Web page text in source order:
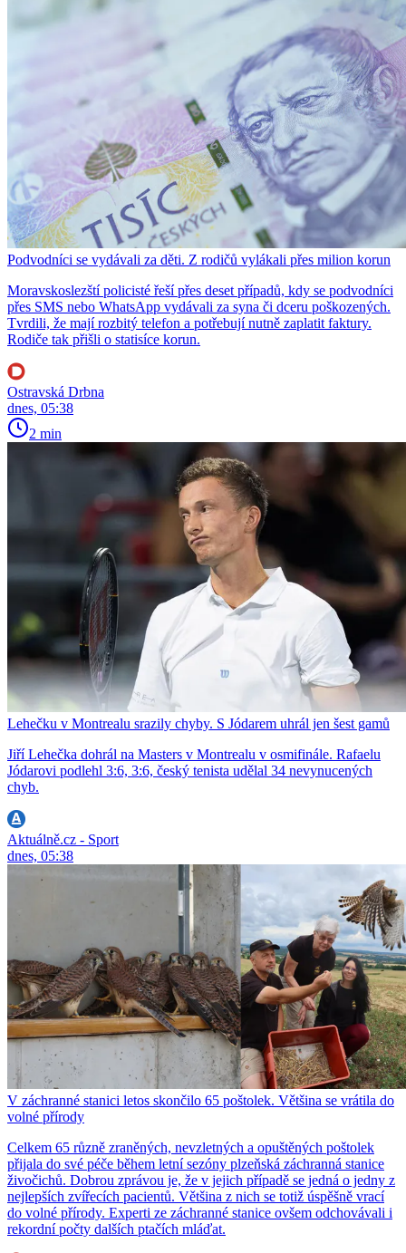
Podvodníci se vydávali za děti. Z rodičů vylákali přes milion korun
Moravskoslezští policisté řeší přes deset případů, kdy se podvodníci
přes SMS nebo WhatsApp vydávali za syna či dceru poškozených.
Tvrdili, že mají rozbitý telefon a potřebují nutně zaplatit faktury.
Rodiče tak přišli o statisíce korun.
Ostravská Drbna
dnes, 05:38
2 min
Lehečku v Montrealu srazily chyby. S Jódarem uhrál jen šest gamů
Jiří Lehečka dohrál na Masters v Montrealu v osmifinále. Rafaelu
Jódarovi podlehl 3:6, 3:6, český tenista udělal 34 nevynucených
chyb.
Aktuálně.cz - Sport
dnes, 05:38
V záchranné stanici letos skončilo 65 poštolek. Většina se vrátila do
volné přírody
Celkem 65 různě zraněných, nevzletných a opuštěných poštolek
přijala do své péče během letní sezóny plzeňská záchranná stanice
živočichů. Dobrou zprávou je, že v jejich případě se jedná o jedny z
nejlepších zvířecích pacientů. Většina z nich se totiž úspěšně vrací
do volné přírody. Experti ze záchranné stanice ovšem odchovávali i
rekordní počty dalších ptačích mláďat.